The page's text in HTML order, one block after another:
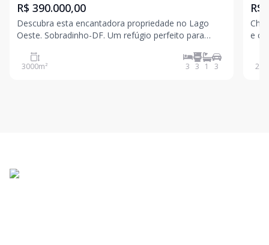
R$ 390.000,00
Descubra esta encantadora propriedade no Lago
Oeste. Sobradinho-DF. Um refúgio perfeito para
natureza! ?? Destaques do imóvel: Casa espaçosa em
um terreno de 3.000 m² 3 quartos, sendo 1 suíte Sala
3000m² 3 3 1 3
R$
e